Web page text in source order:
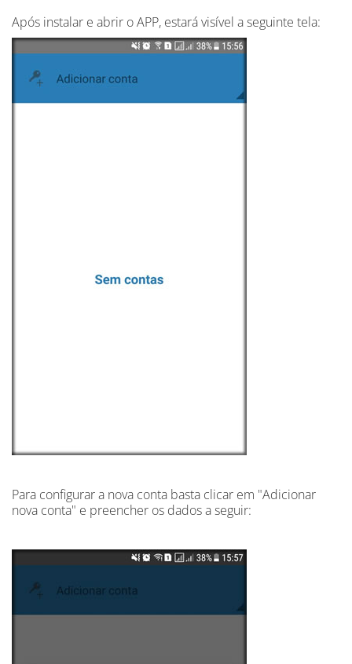
Após instalar e abrir o APP, estará visível a seguinte tela:
Para configurar a nova conta basta clicar em "Adicionar
nova conta" e preencher os dados a seguir: